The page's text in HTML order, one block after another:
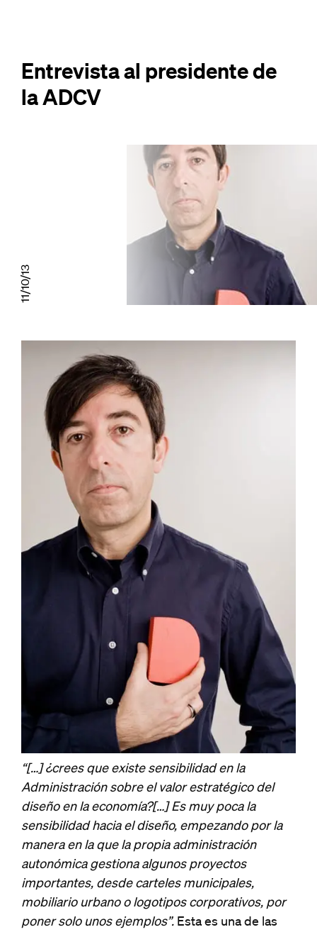
Entrevista al presidente de
la ADCV
11/10/13
“[…] ¿crees que existe sensibilidad en la
Administración sobre el valor estratégico del
diseño en la economía?[…] Es muy poca la
sensibilidad hacia el diseño, empezando por la
manera en la que la propia administración
autonómica gestiona algunos proyectos
importantes, desde carteles municipales,
mobiliario urbano o logotipos corporativos, por
poner solo unos ejemplos”. Esta es una de las